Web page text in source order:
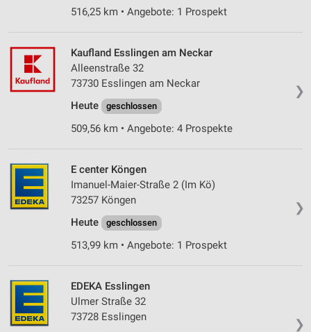
516,25 km • Angebote: 1 Prospekt
❯
Kaufland Esslingen am Neckar
Alleenstraße 32
73730 Esslingen am Neckar
Heute
geschlossen
509,56 km • Angebote: 4 Prospekte
❯
E center Köngen
Imanuel-Maier-Straße 2 (Im Kö)
73257 Köngen
Heute
geschlossen
513,99 km • Angebote: 1 Prospekt
❯
EDEKA Esslingen
Ulmer Straße 32
73728 Esslingen